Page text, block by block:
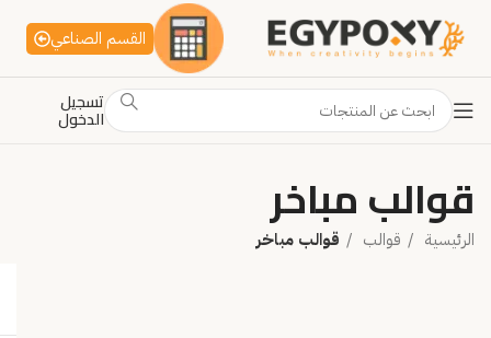
القسم الصناعي
تسجيل
الدخول
قوالب مباخر
الرئيسية قوالب قوالب مباخر